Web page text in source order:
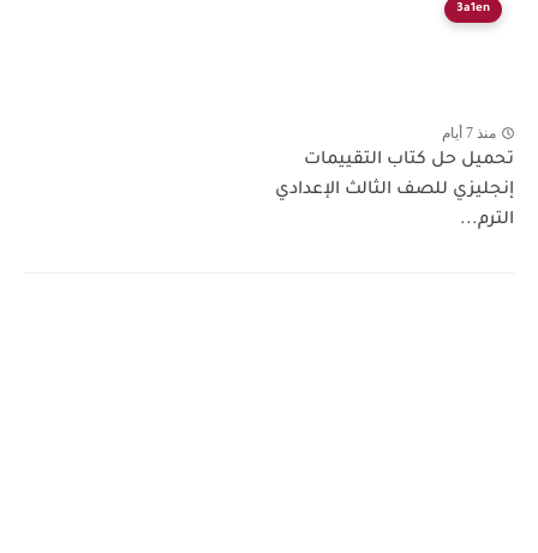
3a1en
منذ 7 أيام
تحميل حل كتاب التقييمات
إنجليزي للصف الثالث الإعدادي
الترم...